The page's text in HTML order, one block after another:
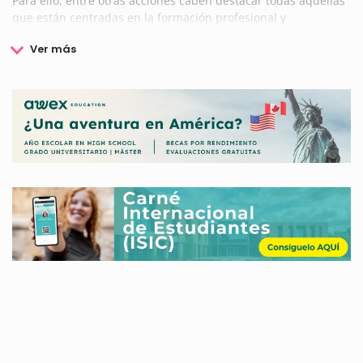
que están centradas en la formación profesional y
Tecnológico Algeciras FCTA pone en marcha una serie de
Fundación Campus Tecnológico Algeciras FCTA también
trabaja en el ámbito de la investigación mediante la
convocatoria de Becas y Ayudas que favorezcan el desarrollo
de distintos proyectos en este ámbito.
Si deseas conocer las Becas y Ayudas a las que puedes optar
y que te ofrece Fundación Campus Tecnológico Algeciras
FCTA, no dejes de consultar la información disponible en
nuestra web.